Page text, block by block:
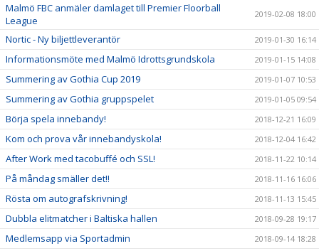
Malmö FBC anmäler damlaget till Premier Floorball
League
2019-02-08 18:00
Nortic - Ny biljettleverantör 2019-01-30 16:14
Informationsmöte med Malmö Idrottsgrundskola 2019-01-15 14:08
Summering av Gothia Cup 2019 2019-01-07 10:53
Summering av Gothia gruppspelet 2019-01-05 09:54
Börja spela innebandy! 2018-12-21 16:09
Kom och prova vår innebandyskola! 2018-12-04 16:42
After Work med tacobuffé och SSL! 2018-11-22 10:14
På måndag smäller det!! 2018-11-16 16:06
Rösta om autografskrivning! 2018-11-13 15:45
Dubbla elitmatcher i Baltiska hallen 2018-09-28 19:17
Medlemsapp via Sportadmin 2018-09-14 18:28